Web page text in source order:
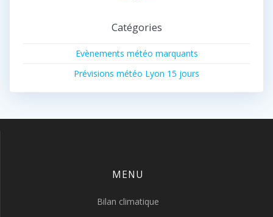
Catégories
Evènements météo marquants
Prévisions météo Lyon 15 jours
MENU
Bilan climatique